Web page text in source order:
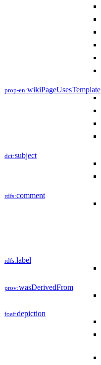
prop-en:wikiPageUsesTemplate
dct:subject
rdfs:comment
rdfs:label
prov:wasDerivedFrom
foaf:depiction